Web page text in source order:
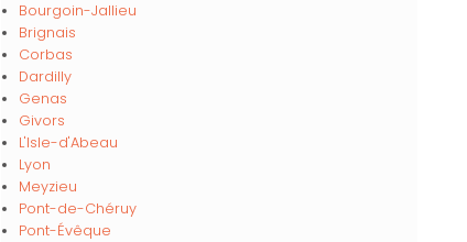
Bourgoin-Jallieu
Brignais
Corbas
Dardilly
Genas
Givors
L'Isle-d'Abeau
Lyon
Meyzieu
Pont-de-Chéruy
Pont-Évêque